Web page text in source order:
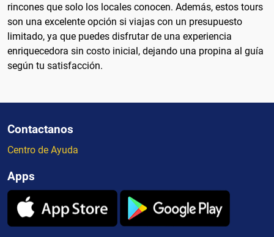
rincones que solo los locales conocen. Además, estos tours
son una excelente opción si viajas con un presupuesto
limitado, ya que puedes disfrutar de una experiencia
enriquecedora sin costo inicial, dejando una propina al guía
según tu satisfacción.
Contactanos
Centro de Ayuda
Apps